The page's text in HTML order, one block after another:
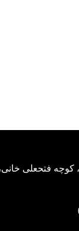
کوچه فتحعلی